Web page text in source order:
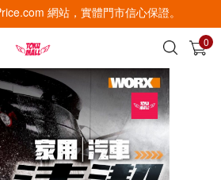
網站，實體門市信心保證。
0
查看